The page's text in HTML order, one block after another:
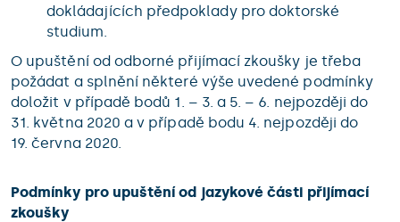
dokládajících předpoklady pro doktorské
studium.
O upuštění od odborné přijímací zkoušky je třeba
požádat a splnění některé výše uvedené podmínky
doložit v případě bodů 1. – 3. a 5. – 6. nejpozději do
31. května 2020 a v případě bodu 4. nejpozději do
19. června 2020.
Podmínky pro upuštění od jazykové části přijímací
zkoušky